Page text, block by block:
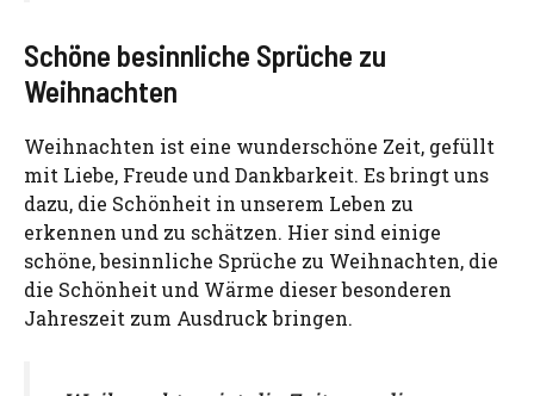
Schöne besinnliche Sprüche zu
Weihnachten
Weihnachten ist eine wunderschöne Zeit, gefüllt
mit Liebe, Freude und Dankbarkeit. Es bringt uns
dazu, die Schönheit in unserem Leben zu
erkennen und zu schätzen. Hier sind einige
schöne, besinnliche Sprüche zu Weihnachten, die
die Schönheit und Wärme dieser besonderen
Jahreszeit zum Ausdruck bringen.